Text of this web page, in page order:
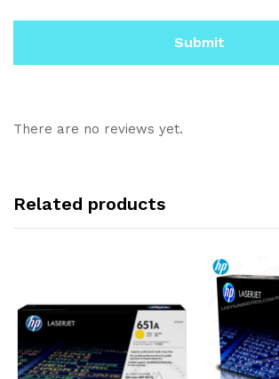
There are no reviews yet.
Related products